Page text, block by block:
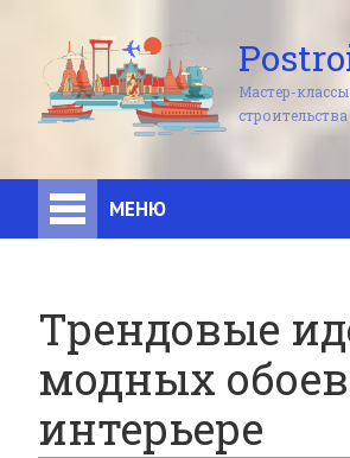
Мастер-
строительства
МЕНЮ
Трендовые
модных
интерьере